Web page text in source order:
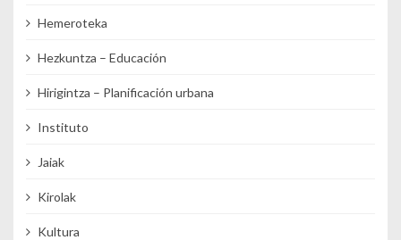
Hemeroteka
Hezkuntza – Educación
Hirigintza – Planificación urbana
Instituto
Jaiak
Kirolak
Kultura